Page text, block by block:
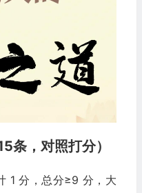
条，对照打分）
1 分，总分≥9 分，大